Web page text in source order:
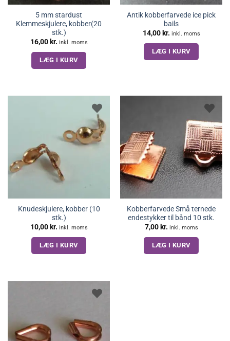
5 mm stardust
Klemmeskjulere, kobber(20
stk.)
16,00 kr. inkl. moms
LÆG I KURV
Antik kobberfarvede ice pick
bails
14,00 kr. inkl. moms
LÆG I KURV
Knudeskjulere, kobber (10
stk.)
10,00 kr. inkl. moms
LÆG I KURV
Kobberfarvede Små ternede
endestykker til bånd 10 stk.
7,00 kr. inkl. moms
LÆG I KURV